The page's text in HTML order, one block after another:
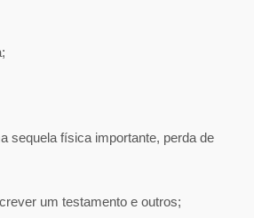
sequela física importante, perda de
um testamento e outros;